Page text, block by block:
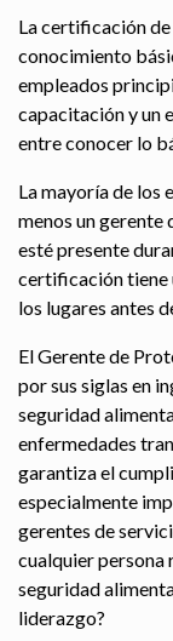
La certificación
conocimiento
empleados
capacitación y un
entre conocer lo
La mayoría de los
menos un
esté presente
certificación tiene
los lugares antes
El Gerente de
por sus siglas en
seguridad
enfermedades
garantiza el
especialmente
gerentes de
cualquier persona
seguridad
liderazgo?